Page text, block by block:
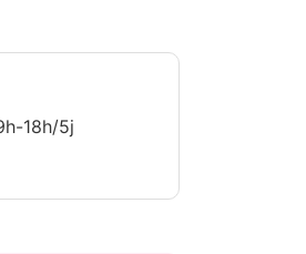
18h/5j